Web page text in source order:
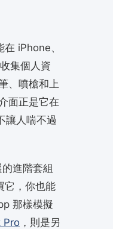
iPhone、
集個人資
、噴槍和上
面正是它在
讓人喘不過
進階套組
它，你也能
那樣模擬
Pro ，則是另